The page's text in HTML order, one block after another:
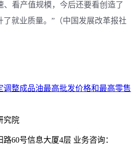
、看产值规模，今后还要看创造了
了就业质量。” （中国发展改革报社
调整成品油最高批发价格和最高零售
究院
60号信息大厦4层 业务咨询：